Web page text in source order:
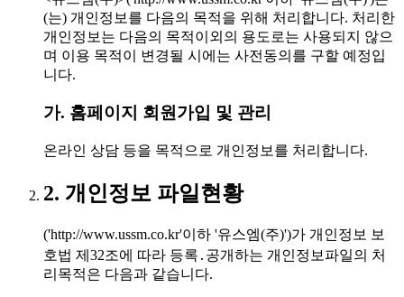
(는) 개인정보를 다음의 목적을 위해 처리합니다. 처리한
개인정보는 다음의 목적이외의 용도로는 사용되지 않으
며 이용 목적이 변경될 시에는 사전동의를 구할 예정입
니다.
가. 홈페이지 회원가입 및 관리
온라인 상담 등을 목적으로 개인정보를 처리합니다.
2. 개인정보 파일현황
('http://www.ussm.co.kr'이하 '유스엠(주)')가 개인정보 보
호법 제32조에 따라 등록․공개하는 개인정보파일의 처
리목적은 다음과 같습니다.